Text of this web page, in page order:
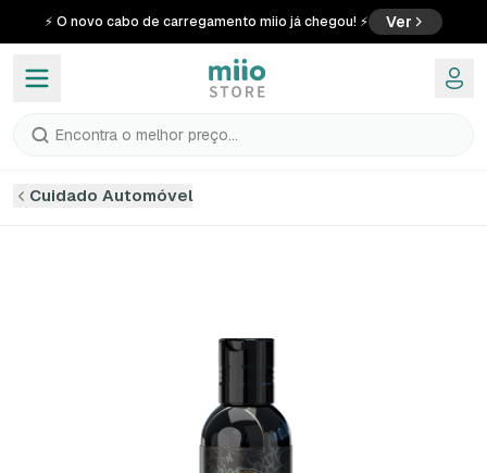
⚡ O novo cabo de carregamento miio já chegou! ⚡ Ver
Encontra o melhor preço...
Cuidado Automóvel